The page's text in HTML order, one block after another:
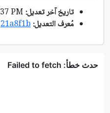
تاريخ آخر تعديل:
مُعرف التعديل:21a8f1b